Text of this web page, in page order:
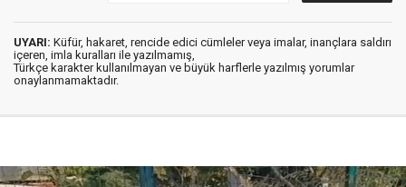
UYARI: Küfür, hakaret, rencide edici cümleler veya imalar, inançlara saldırı
içeren, imla kuralları ile yazılmamış,
Türkçe karakter kullanılmayan ve büyük harflerle yazılmış yorumlar
onaylanmamaktadır.